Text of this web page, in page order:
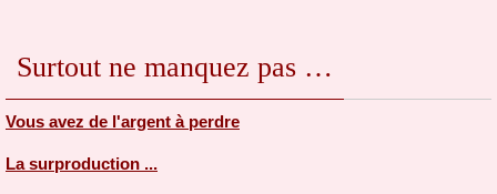
Surtout ne manquez pas …
Vous avez de l'argent à perdre
La surproduction ...